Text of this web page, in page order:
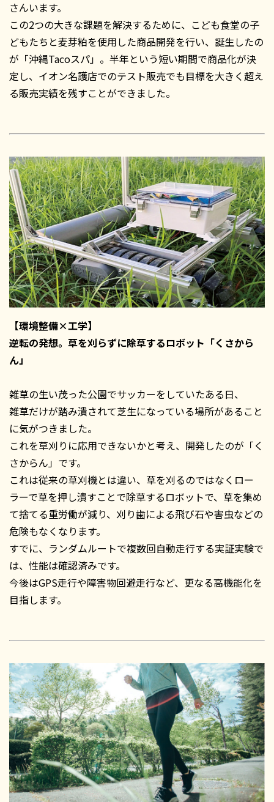
さんいます。
この2つの大きな課題を解決するために、こども食堂の子
どもたちと麦芽粕を使用した商品開発を行い、誕生したの
が「沖縄Tacoスパ」。半年という短い期間で商品化が決
定し、イオン名護店でのテスト販売でも目標を大きく超え
る販売実績を残すことができました。
【環境整備×工学】
逆転の発想。草を刈らずに除草するロボット「くさから
ん」
雑草の生い茂った公園でサッカーをしていたある日、
雑草だけが踏み潰されて芝生になっている場所があること
に気がつきました。
これを草刈りに応用できないかと考え、開発したのが「く
さからん」です。
これは従来の草刈機とは違い、草を刈るのではなくロー
ラーで草を押し潰すことで除草するロボットで、草を集め
て捨てる重労働が減り、刈り歯による飛び石や害虫などの
危険もなくなります。
すでに、ランダムルートで複数回自動走行する実証実験で
は、性能は確認済みです。
今後はGPS走行や障害物回避走行など、更なる高機能化を
目指します。